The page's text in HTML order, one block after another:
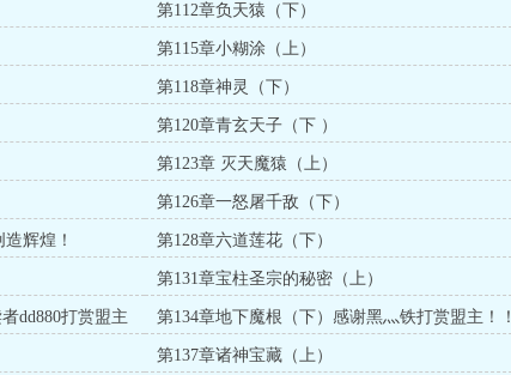
第112章负天猿（下）
第115章小糊涂（上）
第118章神灵（下）
第120章青玄天子（下 ）
第123章 灭天魔猿（上）
第126章一怒屠千敌（下）
辉煌！ 第128章六道莲花（下）
第131章宝柱圣宗的秘密（上）
dd880打赏盟主 第134章地下魔根（下）感谢黑灬铁打赏盟主！！
第137章诸神宝藏（上）